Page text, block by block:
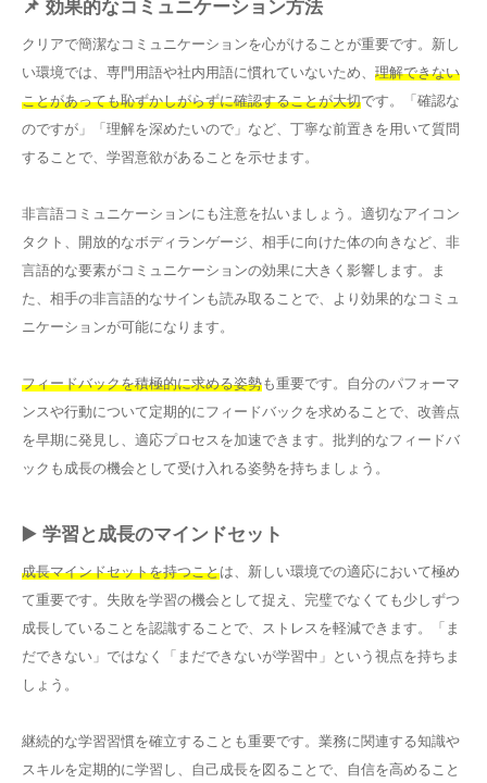
📌 効果的なコミュニケーション方法
クリアで簡潔なコミュニケーションを心がけることが重要です。新し
い環境では、専門用語や社内用語に慣れていないため、 理解できない
ことがあっても恥ずかしがらずに確認することが大切です。「確認な
のですが」「理解を深めたいので」など、丁寧な前置きを用いて質問
することで、学習意欲があることを示せます。
非言語コミュニケーションにも注意を払いましょう。適切なアイコン
タクト、開放的なボディランゲージ、相手に向けた体の向きなど、非
言語的な要素がコミュニケーションの効果に大きく影響します。ま
た、相手の非言語的なサインも読み取ることで、より効果的なコミュ
ニケーションが可能になります。
フィードバックを積極的に求める姿勢も重要です。自分のパフォーマ
ンスや行動について定期的にフィードバックを求めることで、改善点
を早期に発見し、適応プロセスを加速できます。批判的なフィードバ
ックも成長の機会として受け入れる姿勢を持ちましょう。
▶️ 学習と成長のマインドセット
成長マインドセットを持つことは、新しい環境での適応において極め
て重要です。失敗を学習の機会として捉え、完璧でなくても少しずつ
成長していることを認識することで、ストレスを軽減できます。「ま
だできない」ではなく「まだできないが学習中」という視点を持ちま
しょう。
継続的な学習習慣を確立することも重要です。業務に関連する知識や
スキルを定期的に学習し、自己成長を図ることで、自信を高めること